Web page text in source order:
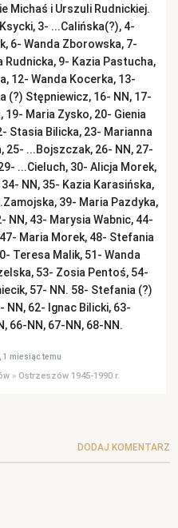
Michaś i Urszuli Rudnickiej.
3- ...Calińska(?), 4-
6- Wanda Zborowska, 7-
Rudnicka, 9- Kazia Pastucha,
12- Wanda Kocerka, 13-
(?) Stępniewicz, 16- NN, 17-
19- Maria Zysko, 20- Gienia
Stasia Bilicka, 23- Marianna
25- ...Bojszczak, 26- NN, 27-
...Cieluch, 30- Alicja Morek,
NN, 35- Kazia Karasińska,
39- Maria Pazdyka,
NN, 43- Marysia Wabnic, 44-
47- Maria Morek, 48- Stefania
Teresa Malik, 51- Wanda
53- Zosia Pentoś, 54-
57- NN. 58- Stefania (?)
NN, 62- Ignac Bilicki, 63-
66-NN, 67-NN, 68-NN.
1 miesiąc temu
» Ostrzeszów 1945-1990 r.
DODAJ KOMENTARZ